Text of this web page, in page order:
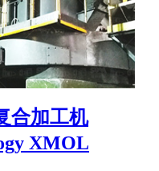
合加工机
XMOL